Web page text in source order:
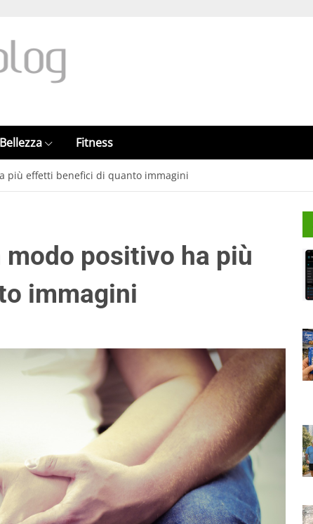
Bellezza Fitness
più effetti benefici di quanto immagini
modo positivo ha più
immagini